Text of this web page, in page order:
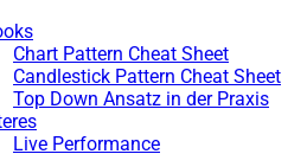
Chart Pattern Cheat Sheet
Candlestick Pattern Cheat Sheet
Top Down Ansatz in der Praxis
Live Performance